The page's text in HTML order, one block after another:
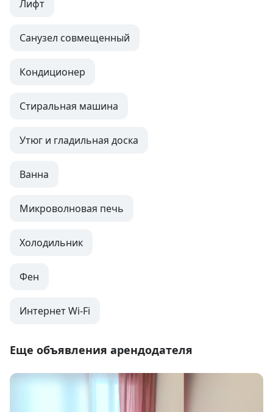
Лифт
Санузел совмещенный
Кондиционер
Стиральная машина
Утюг и гладильная доска
Ванна
Микроволновая печь
Холодильник
Фен
Интернет Wi-Fi
Еще объявления арендодателя